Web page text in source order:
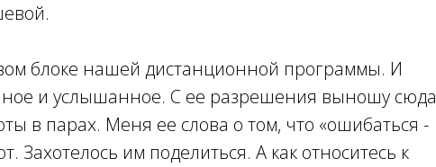
блоке нашей дистанционной программы. И
и услышанное. С ее разрешения выношу сюда
в парах. Меня ее слова о том, что «ошибаться -
Захотелось им поделиться. А как относитесь к